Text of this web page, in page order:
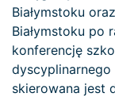
Białymstoku
Białymstoku po
konferencję
dyscyplinarnego
skierowana jest